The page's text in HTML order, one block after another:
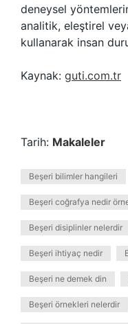
deneysel
analitik, eleştirel
kullanarak insan
Kaynak: guti.com.tr
Tarih: Makaleler
Beşeri bilimler hangileri
Beşeri coğrafya nedir
Beşeri disiplinler nelerdir
Beşeri ihtiyaç nedir
Beşeri ne demek din
Beşeri örnekleri nelerdir